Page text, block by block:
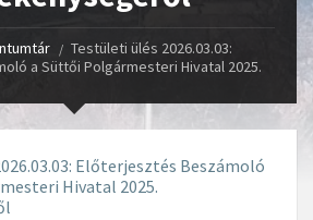
Testületi ülés 2026.03.03:
a Süttői Polgármesteri Hivatal 2025.
Előterjesztés Beszámoló
Hivatal 2025.